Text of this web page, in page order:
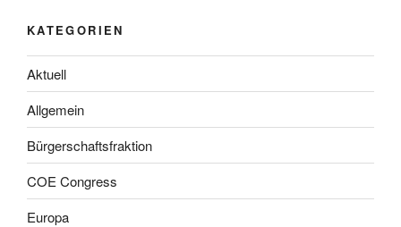
KATEGORIEN
Aktuell
Allgemein
Bürgerschaftsfraktion
COE Congress
Europa